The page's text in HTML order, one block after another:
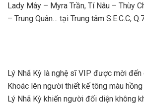
Lady Mây – Myra Trần, Tí Nâu – Thùy
– Trung Quân… tại Trung tâm S.E.C.C,
Lý Nhã Kỳ là nghệ sĩ VIP được mời
Khoác lên người thiết kế tông màu
Lý Nhã Kỳ khiến người đối diện không